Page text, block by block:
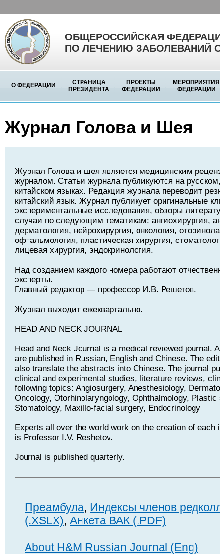
ОБЩЕРОССИЙСКАЯ
ПО ЛЕЧЕНИЮ ЗАБОЛЕВАНИЙ
О ФЕДЕРАЦИИ
СТРАНИЦА
ПРЕЗИДЕНТА
ПРОЕКТЫ
ФЕДЕРАЦИИ
МЕРОПРИЯТИЯ
ФЕДЕРАЦИИ
Журнал Голова и Шея
Журнал Голова и шея является медицинским
журналом. Статьи журнала публикуются на
китайском языках. Редакция журнала переводит
китайский язык. Журнал публикует оригинальные
экспериментальные исследования, обзоры
случаи по следующим тематикам: ангиохирургия,
дерматология, нейрохирургия, онкология,
офтальмология, пластическая хирургия,
лицевая хирургия, эндокринология.
Над созданием каждого номера работают
эксперты.
Главный редактор — профессор И.В. Решетов.
Журнал выходит ежеквартально.
HEAD AND NECK JOURNAL
Head and Neck Journal is a medical reviewed journal.
are published in Russian, English and Chinese. The
also translate the abstracts into Chinese. The journal
clinical and experimental studies, literature reviews,
following topics: Angiosurgery, Anesthesiology,
Oncology, Otorhinolaryngology, Ophthalmology, Plastic
Stomatology, Maxillo-facial surgery, Endocrinology
Experts all over the world work on the creation of each
is Professor I.V. Reshetov.
Journal is published quarterly.
Преамбула, Индексы членов
(.XSLX), Анкета ВАК (.PDF)
About H&M Russian Journal (Eng)